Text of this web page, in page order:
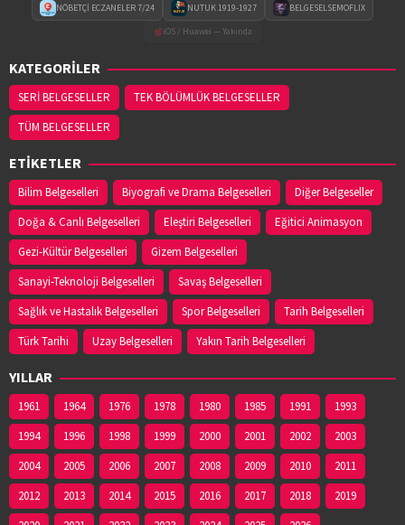
NÖBETÇİ ECZANELER 7/24 NUTUK 1919-1927
BELGESELSEMOFLIX
iOS / Huawei — Yakında
KATEGORİLER
SERİ BELGESELLER
TEK BÖLÜMLÜK BELGESELLER
TÜM BELGESELLER
ETİKETLER
Bilim Belgeselleri Biyografi ve Drama Belgeselleri
Diğer Belgeseller
Doğa & Canlı Belgeselleri
Eleştiri Belgeselleri
Eğitici Animasyon
Gezi-Kültür Belgeselleri
Gizem Belgeselleri
Sanayi-Teknoloji Belgeselleri
Savaş Belgeselleri
Sağlık ve Hastalık Belgeselleri
Spor Belgeselleri
Tarih Belgeselleri
Türk Tarihi
Uzay Belgeselleri Yakın Tarih Belgeselleri
YILLAR
1961 1964 1976 1978 1980 1985 1991
1993
1994
1996 1998 1999 2000 2001 2002
2003
2004
2005 2006 2007 2008 2009 2010
2011
2012
2013 2014 2015 2016 2017 2018
2019